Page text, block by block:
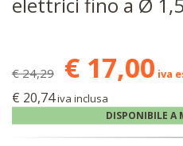
€ 24,29 € 17,00 iva
€ 20,74iva inclusa
DISPONIBILE A